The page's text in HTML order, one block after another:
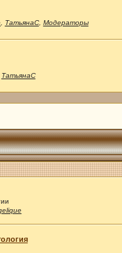
, ТатьянаС, Модераторы
ТатьянаС